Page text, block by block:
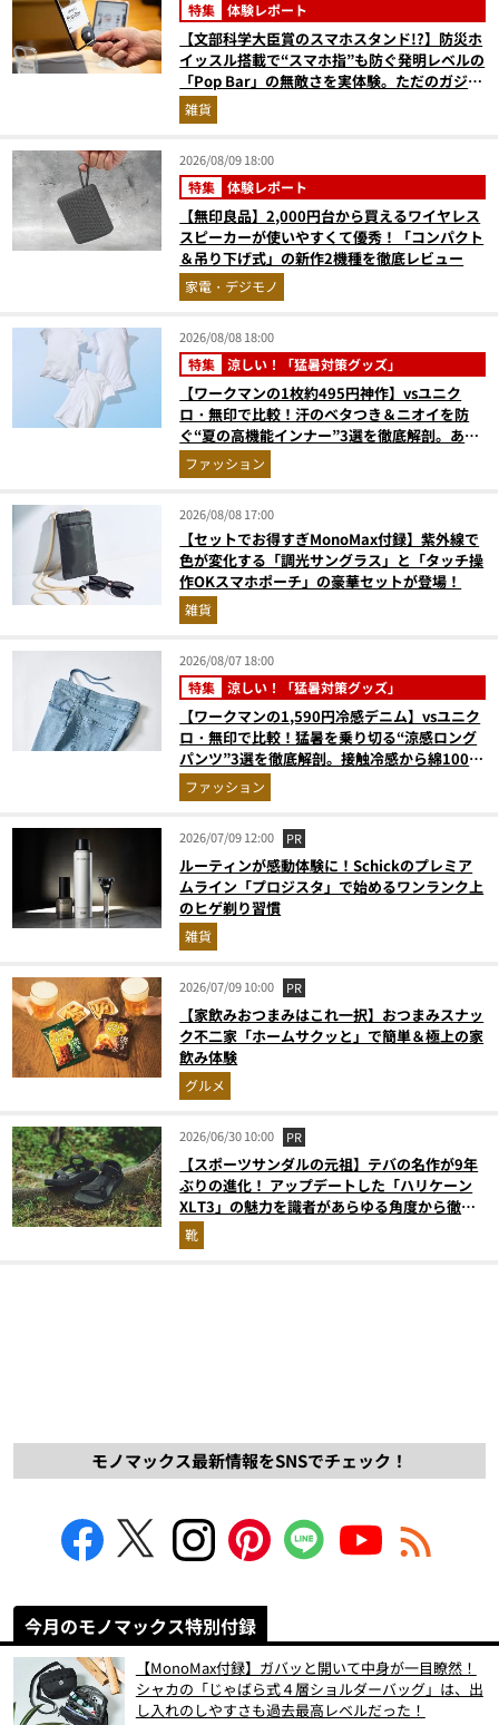
特集 体験レポート
【文部科学大臣賞のスマホスタンド!?】防災ホ
イッスル搭載で“スマホ指”も防ぐ発明レベルの
「Pop Bar」の無敵さを実体験。ただのガジェ
ットじゃない！
雑貨
2026/08/09 18:00
特集 体験レポート
【無印良品】2,000円台から買えるワイヤレス
スピーカーが使いやすくて優秀！「コンパクト
＆吊り下げ式」の新作2機種を徹底レビュー
家電・デジモノ
2026/08/08 18:00
特集 涼しい！「猛暑対策グッズ」
【ワークマンの1枚約495円神作】vsユニク
ロ・無印で比較！汗のベタつき＆ニオイを防
ぐ“夏の高機能インナー”3選を徹底解剖。あな
たに最適な1着は？
ファッション
2026/08/08 17:00
【セットでお得すぎMonoMax付録】紫外線で
色が変化する「調光サングラス」と「タッチ操
作OKスマホポーチ」の豪華セットが登場！
雑貨
2026/08/07 18:00
特集 涼しい！「猛暑対策グッズ」
【ワークマンの1,590円冷感デニム】vsユニク
ロ・無印で比較！猛暑を乗り切る“涼感ロング
パンツ”3選を徹底解剖。接触冷感から綿100%
まで決定版
ファッション
2026/07/09 12:00 PR
ルーティンが感動体験に！Schickのプレミア
ムライン「プロジスタ」で始めるワンランク上
のヒゲ剃り習慣
雑貨
2026/07/09 10:00 PR
【家飲みおつまみはこれ一択】おつまみスナッ
ク不二家「ホームサクッと」で簡単＆極上の家
飲み体験
グルメ
2026/06/30 10:00 PR
【スポーツサンダルの元祖】テバの名作が9年
ぶりの進化！ アップデートした「ハリケーン
XLT3」の魅力を識者があらゆる角度から徹底
解説！
靴
モノマックス最新情報をSNSでチェック！
今月のモノマックス特別付録
【MonoMax付録】ガバッと開いて中身が一目瞭然！
シャカの「じゃばら式４層ショルダーバッグ」は、出
し入れのしやすさも過去最高レベルだった！